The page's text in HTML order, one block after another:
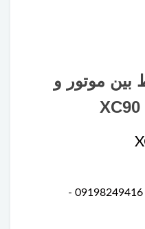
بین موتور و
09198249416 -